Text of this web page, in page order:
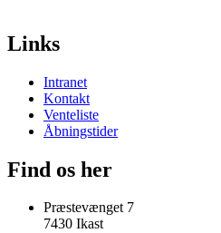
Links
Intranet
Kontakt
Venteliste
Åbningstider
Find os her
Præstevænget 7
7430 Ikast